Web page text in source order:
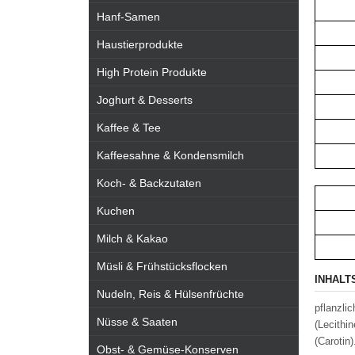
Hanf-Samen
Haustierprodukte
High Protein Produkte
Joghurt & Desserts
Kaffee & Tee
Kaffeesahne & Kondensmilch
Koch- & Backzutaten
Kuchen
Milch & Kakao
Müsli & Frühstücksflocken
Nudeln, Reis & Hülsenfrüchte
Nüsse & Saaten
Obst- & Gemüse-Konserven